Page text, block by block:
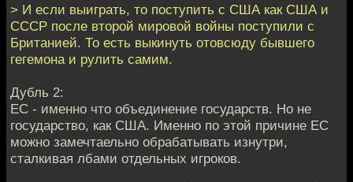
> И если выиграть, то поступить с США как США и
СССР после второй мировой войны поступили с
Британией. То есть выкинуть отовсюду бывшего
гегемона и рулить самим.
Дубль 2:
ЕС - именно что объединение государств. Но не
государство, как США. Именно по этой причине ЕС
можно замечтаельно обрабатывать изнутри,
сталкивая лбами отдельных игроков.